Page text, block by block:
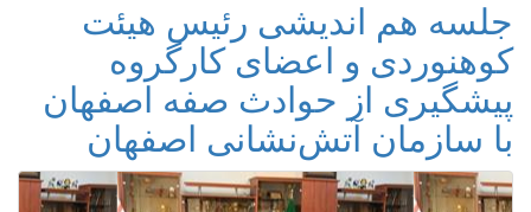
جلسه هم اندیشی رئیس هیئت
کوهنوردی و اعضای کارگروه
پیشگیری از حوادث صفه اصفهان
با سازمان آتش‌نشانی اصفهان